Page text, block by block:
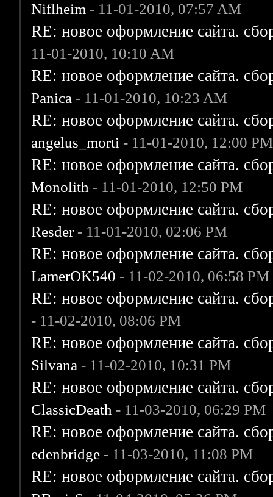
Niflheim - 11-01-2010, 07:57 AM
RE: новое оформление сайта.
11-01-2010, 10:10 AM
RE: новое оформление сайта.
Panica - 11-01-2010, 10:23 AM
RE: новое оформление сайта.
angelus_morti - 11-01-2010, 12:00 PM
RE: новое оформление сайта.
Monolith - 11-01-2010, 12:50 PM
RE: новое оформление сайта.
Resder- 11-01-2010, 02:06 PM
RE: новое оформление сайта.
LamerOK540 - 11-02-2010, 06:58 PM
RE: новое оформление сайта.
- 11-02-2010, 08:06 PM
RE: новое оформление сайта.
Silvana - 11-02-2010, 10:31 PM
RE: новое оформление сайта.
ClassicDeath - 11-03-2010, 06:29 PM
RE: новое оформление сайта.
edenbridge - 11-03-2010, 11:08 PM
RE: новое оформление сайта.